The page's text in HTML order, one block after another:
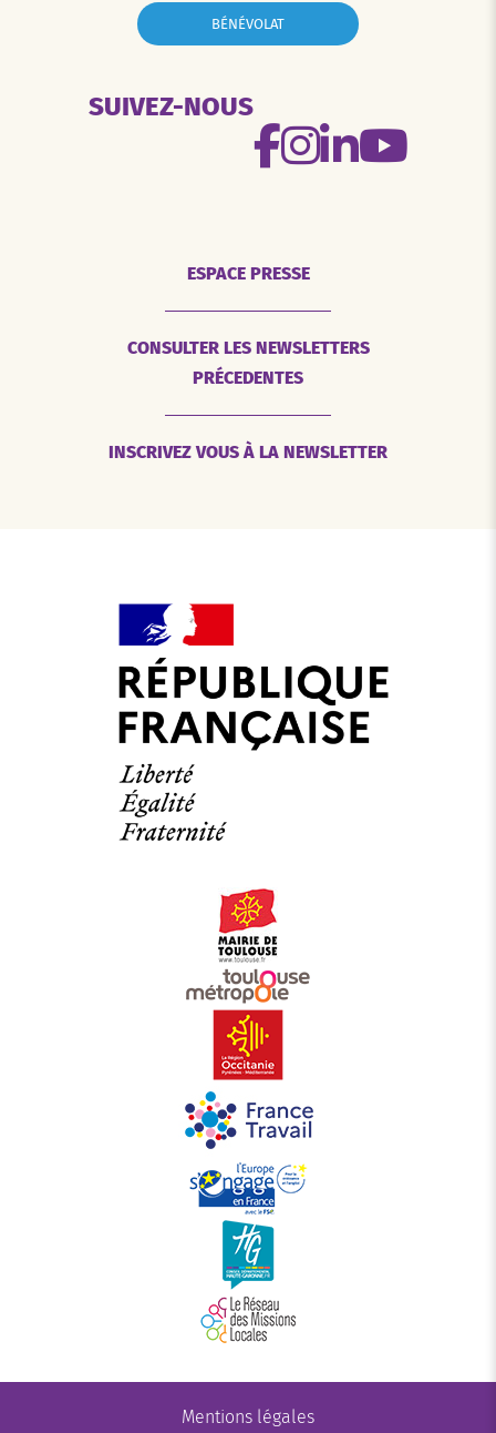
BÉNÉVOLAT
SUIVEZ-NOUS
ESPACE PRESSE
CONSULTER LES NEWSLETTERS
PRÉCEDENTES
INSCRIVEZ VOUS À LA NEWSLETTER
Mentions légales